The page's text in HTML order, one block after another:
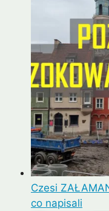
Czesi
co napisali